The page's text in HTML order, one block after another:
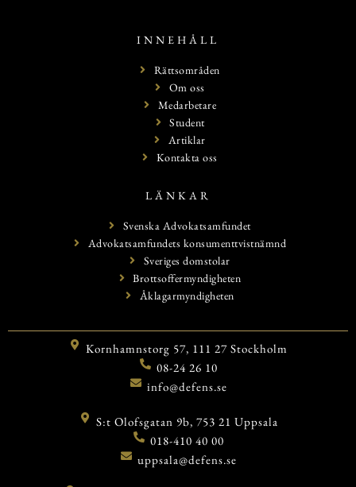
INNEHÅLL
Rättsområden
Om oss
Medarbetare
Student
Artiklar
Kontakta oss
LÄNKAR
Svenska Advokatsamfundet
Advokatsamfundets konsumenttvistnämnd
Sveriges domstolar
Brottsoffermyndigheten
Åklagarmyndigheten
Kornhamnstorg 57, 111 27 Stockholm
08-24 26 10
info@defens.se
S:t Olofsgatan 9b, 753 21 Uppsala
018-410 40 00
uppsala@defens.se